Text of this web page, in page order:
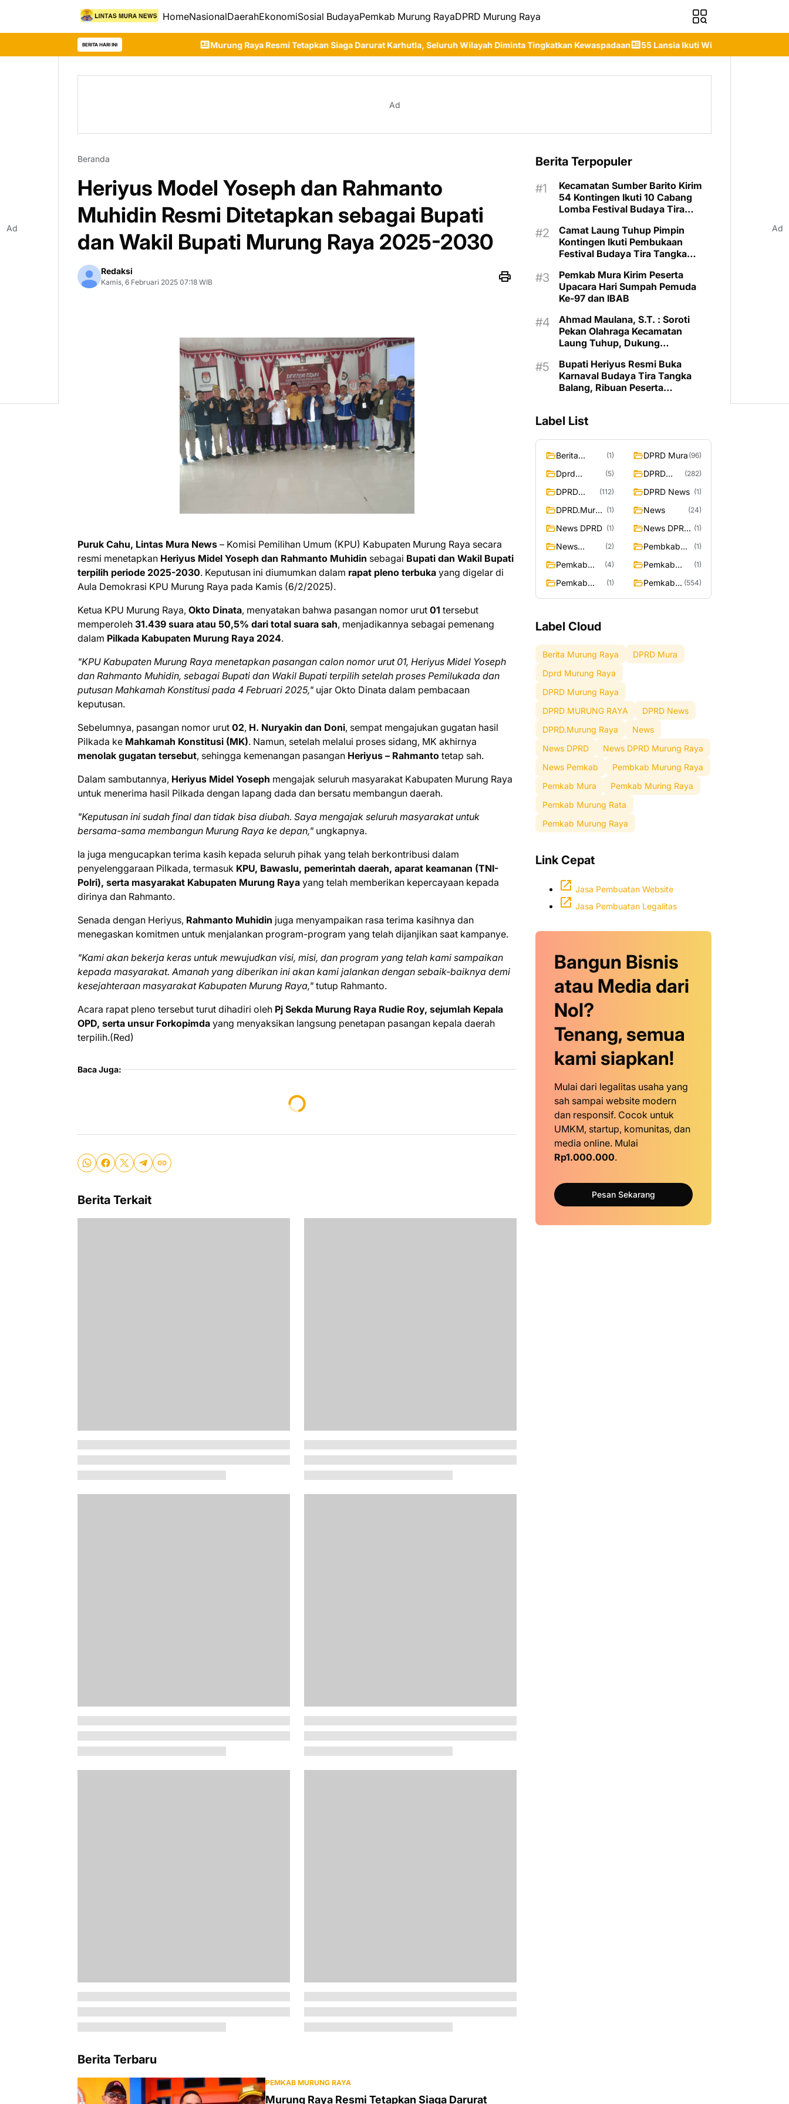
HomeNasionalDaerahEkonomiSosial BudayaPemkab Murung RayaDPRD Murung Raya
BERITA HARI INI Murung Raya Resmi Tetapkan Siaga Darurat Karhutla, Seluruh Wilayah Diminta Tingkatkan Kewaspadaan 55 Lansia Ikuti Wisuda Sekolah Lansia Gita Uluh Itah,
Ad
Beranda
Heriyus Model Yoseph dan Rahmanto
Muhidin Resmi Ditetapkan sebagai Bupati
dan Wakil Bupati Murung Raya 2025-2030
Redaksi
Kamis, 6 Februari 2025 07:18 WIB
Puruk Cahu, Lintas Mura News – Komisi Pemilihan Umum (KPU) Kabupaten Murung Raya secara
resmi menetapkan Heriyus Midel Yoseph dan Rahmanto Muhidin sebagai Bupati dan Wakil Bupati
terpilih periode 2025-2030. Keputusan ini diumumkan dalam rapat pleno terbuka yang digelar di
Aula Demokrasi KPU Murung Raya pada Kamis (6/2/2025).
Ketua KPU Murung Raya, Okto Dinata, menyatakan bahwa pasangan nomor urut 01 tersebut
memperoleh 31.439 suara atau 50,5% dari total suara sah, menjadikannya sebagai pemenang
dalam Pilkada Kabupaten Murung Raya 2024.
"KPU Kabupaten Murung Raya menetapkan pasangan calon nomor urut 01, Heriyus Midel Yoseph
dan Rahmanto Muhidin, sebagai Bupati dan Wakil Bupati terpilih setelah proses Pemilukada dan
putusan Mahkamah Konstitusi pada 4 Februari 2025," ujar Okto Dinata dalam pembacaan
keputusan.
Sebelumnya, pasangan nomor urut 02, H. Nuryakin dan Doni, sempat mengajukan gugatan hasil
Pilkada ke Mahkamah Konstitusi (MK). Namun, setelah melalui proses sidang, MK akhirnya
menolak gugatan tersebut, sehingga kemenangan pasangan Heriyus – Rahmanto tetap sah.
Dalam sambutannya, Heriyus Midel Yoseph mengajak seluruh masyarakat Kabupaten Murung Raya
untuk menerima hasil Pilkada dengan lapang dada dan bersatu membangun daerah.
"Keputusan ini sudah final dan tidak bisa diubah. Saya mengajak seluruh masyarakat untuk
bersama-sama membangun Murung Raya ke depan," ungkapnya.
Ia juga mengucapkan terima kasih kepada seluruh pihak yang telah berkontribusi dalam
penyelenggaraan Pilkada, termasuk KPU, Bawaslu, pemerintah daerah, aparat keamanan (TNI-
Polri), serta masyarakat Kabupaten Murung Raya yang telah memberikan kepercayaan kepada
dirinya dan Rahmanto.
Senada dengan Heriyus, Rahmanto Muhidin juga menyampaikan rasa terima kasihnya dan
menegaskan komitmen untuk menjalankan program-program yang telah dijanjikan saat kampanye.
"Kami akan bekerja keras untuk mewujudkan visi, misi, dan program yang telah kami sampaikan
kepada masyarakat. Amanah yang diberikan ini akan kami jalankan dengan sebaik-baiknya demi
kesejahteraan masyarakat Kabupaten Murung Raya," tutup Rahmanto.
Acara rapat pleno tersebut turut dihadiri oleh Pj Sekda Murung Raya Rudie Roy, sejumlah Kepala
OPD, serta unsur Forkopimda yang menyaksikan langsung penetapan pasangan kepala daerah
terpilih.(Red)
Baca Juga:
Berita Terkait
Berita Terbaru
PEMKAB MURUNG RAYA
Murung Raya Resmi Tetapkan Siaga Darurat
Berita Terpopuler
Kecamatan Sumber Barito Kirim
54 Kontingen Ikuti 10 Cabang
Lomba Festival Budaya Tira
Camat Laung Tuhup Pimpin
Kontingen Ikuti Pembukaan
Festival Budaya Tira Tangka
Pemkab Mura Kirim Peserta
Upacara Hari Sumpah Pemuda
Ke-97 dan IBAB
Ahmad Maulana, S.T. : Soroti
Pekan Olahraga Kecamatan
Laung Tuhup, Dukung
Olahraga Daerah
Bupati Heriyus Resmi Buka
Karnaval Budaya Tira Tangka
Balang, Ribuan Peserta
Label List
Berita
Raya
(1) DPRD Mura (96)
Dprd
Raya
(5)
DPRD
Raya
(282)
DPRD
RAYA
(112) DPRD News (1)
DPRD.Murun (1) News (24)
News DPRD (1)
News DPRD
Raya
(1)
News
(2)
Pembkab
Raya
(1)
Pemkab
(4)
Pemkab
Muring Raya
(1)
Pemkab
(1)
Pemkab
(554)
Label Cloud
Berita Murung Raya
DPRD Mura
Dprd Murung Raya
DPRD Murung Raya
DPRD MURUNG RAYA
DPRD News
DPRD.Murung Raya
News
News DPRD
News DPRD Murung Raya
News Pemkab
Pembkab Murung Raya
Pemkab Mura
Pemkab Muring Raya
Pemkab Murung Rata
Pemkab Murung Raya
Link Cepat
Jasa Pembuatan Website
Jasa Pembuatan Legalitas
Bangun Bisnis
atau Media dari
Nol?
Tenang, semua
kami siapkan!
Mulai dari legalitas usaha yang
sah sampai website modern
dan responsif. Cocok untuk
UMKM, startup, komunitas, dan
media online. Mulai
Rp1.000.000.
Pesan Sekarang
Ad Ad